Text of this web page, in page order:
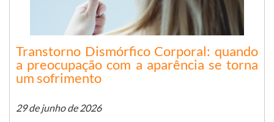
Transtorno Dismórfico Corporal: quando
a preocupação com a aparência se torna
um sofrimento
29 de junho de 2026